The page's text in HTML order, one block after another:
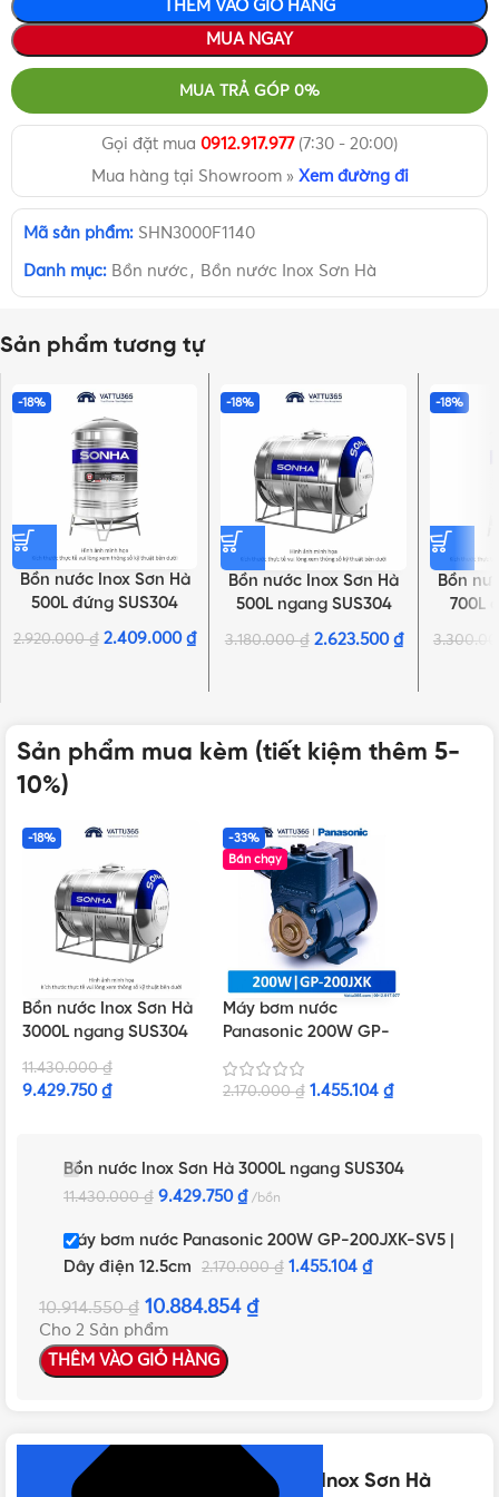
THÊM VÀO GIỎ HÀNG
MUA NGAY
MUA TRẢ GÓP 0%
Gọi đặt mua 0912.917.977(7:30 - 20:00)
Mua hàng tại Showroom » Xem đường đi
Mã sản phẩm: SHN3000F1140
Danh mục: Bồn nước , Bồn nước Inox Sơn Hà
Sản phẩm tương tự
-18%
Bồn nước Inox Sơn Hà
500L đứng SUS304
2.920.000₫ 2.409.000₫
-18%
Bồn nước Inox Sơn Hà
500L ngang SUS304
3.180.000₫ 2.623.500 ₫
-18%
Bồn
700L
Sản phẩm mua kèm (tiết kiệm thêm 5-
10%)
-18%
Bồn nước Inox Sơn Hà
3000L ngang SUS304
11.430.000₫
9.429.750 ₫
-33%
Bán chạy
Máy bơm nước
Panasonic 200W GP-
điện 12.5cm
2.170.000₫ 1.455.104 ₫
Bồn nước Inox Sơn Hà 3000L ngang SUS304
11.430.000₫ 9.429.750 ₫ bồn
Máy bơm nước Panasonic 200W GP-200JXK-SV5 |
Dây điện 12.5cm
2.170.000₫ 1.455.104 ₫
10.914.550₫ 10.884.854 ₫
Cho 2 Sản phẩm
THÊM VÀO GIỎ HÀNG
Thông số kỹ thuật của Bồn nước Inox Sơn Hà
NHẤN ĐỂ XEM TIẾP (THU GỌN)